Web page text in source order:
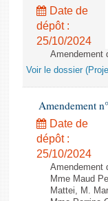
Date de
dépôt :
25/10/2024
Amendement
Voir le dossier
Amendement
Date de
dépôt :
25/10/2024
Amendement
Mme Maud
Mattei, M.